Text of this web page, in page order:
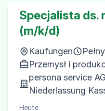
Specjalista ds.
(m/k/d)
Kaufungen
Przemysł i
persona service
Niederlassung
Heute